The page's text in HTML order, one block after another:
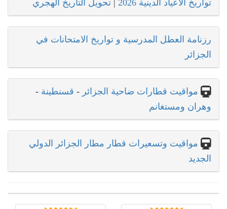
تواريخ الاعياد الدينية 2026 | تحويل التاريخ الهجري
رزنامة العطل المدرسية و تواريخ الامتحانات في
الجزائر
مواقيت قطارات ضاحية الجزائر - قسنطينة -
وهران ومستغانم
مواقيت وتسعيرات قطار مطار الجزائر الدولي
الجديد